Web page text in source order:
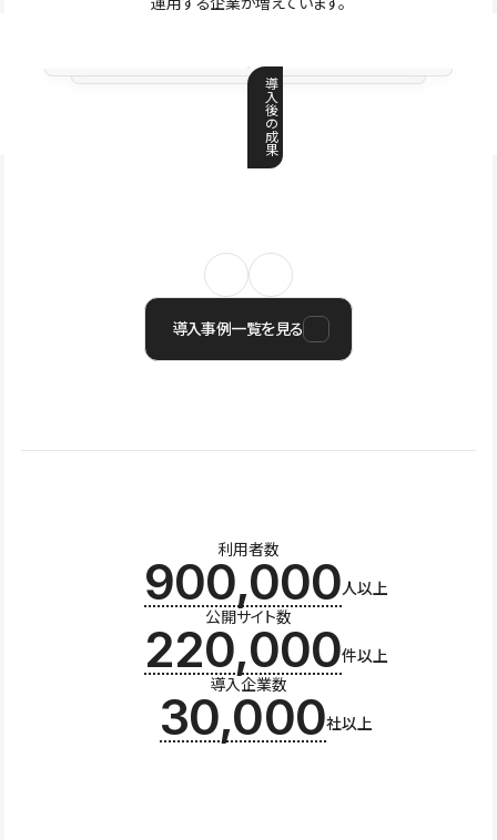
導
入
後
の
成
果
導入事例一覧を見る
利用者数
900,000人以上
公開サイト数
220,000件以上
導入企業数
30,000社以上